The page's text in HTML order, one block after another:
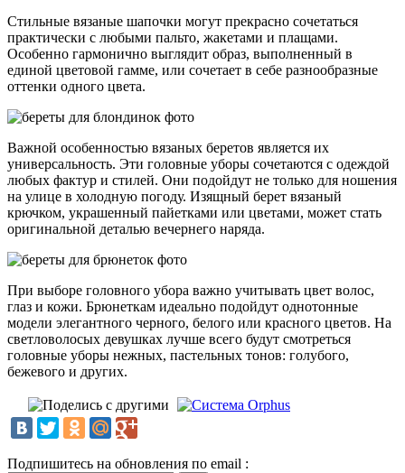
Стильные вязаные шапочки могут прекрасно сочетаться
практически с любыми пальто, жакетами и плащами.
Особенно гармонично выглядит образ, выполненный в
единой цветовой гамме, или сочетает в себе разнообразные
оттенки одного цвета.
Важной особенностью вязаных беретов является их
универсальность. Эти головные уборы сочетаются с одеждой
любых фактур и стилей. Они подойдут не только для ношения
на улице в холодную погоду. Изящный берет вязаный
крючком, украшенный пайетками или цветами, может стать
оригинальной деталью вечернего наряда.
При выборе головного убора важно учитывать цвет волос,
глаз и кожи. Брюнеткам идеально подойдут однотонные
модели элегантного черного, белого или красного цветов. На
светловолосых девушках лучше всего будут смотреться
головные уборы нежных, пастельных тонов: голубого,
бежевого и других.
Подпишитесь на обновления по email :